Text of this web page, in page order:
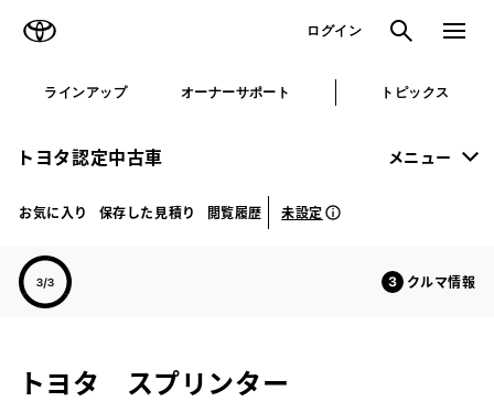
ログイン 検索 メニュ
ラインアップ オーナーサポート トピックス
トヨタ認定中古車 メニュー
お気に入り 保存した見積り 閲覧履歴 未設定
クルマ情報
トヨタ スプリンター